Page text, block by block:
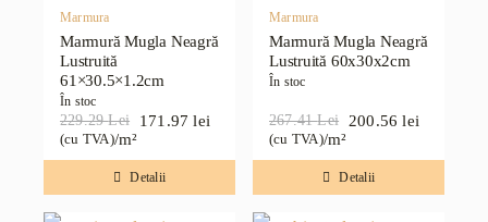
Marmura
Marmură Mugla Neagră
Lustruită
61×30.5×1.2cm
În stoc
229.29Lei
Prețul
inițial
fost:
229.29 lei.
171.97lei
Prețul
curent
171.97 lei.
(cu TVA)/m²
Detalii
Marmura
Marmură Mugla Neagră
Lustruită 60x30x2cm
În stoc
267.41Lei
Prețul
inițial
fost:
267.41 lei.
200.56lei
Prețul
curent
200.56 lei.
(cu TVA)/m²
Detalii